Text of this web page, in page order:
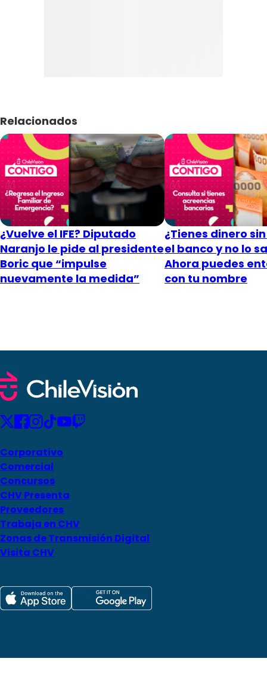
Relacionados
¿Vuelve el IFE? Diputado
Naranjo le pide al presidente
Boric que “impulse
nuevamente la medida”
¿Tienes dinero
el banco y no lo
Ahora puedes
con tu nombre
Corporativo
Comercial
Concursos
CHV Presenta
Proveedores
Trabaja en CHV
Zonas de Transmisión Digital
Visita CHV